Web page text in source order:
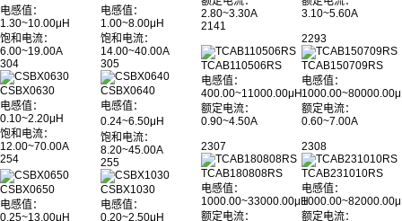
电感值：
1.30~10.00μH
饱和电流：
6.00~19.00A
304
电感值：
1.00~8.00μH
饱和电流：
14.00~40.00A
305
CSBX0630
电感值：
0.10~2.20μH
饱和电流：
12.00~70.00A
254
CSBX0640
电感值：
0.24~6.50μH
饱和电流：
8.20~45.00A
255
CSBX0650
电感值：
0.25~13.00μH
CSBX1030
电感值：
0.20~2.50μH
2.80~3.30A
2141
3.10~5.60A
2293
TCAB110506RS
电感值：
400.00~11000.00μH
额定电流：
0.90~4.50A
2307
TCAB150709RS
电感值：
额定电流：
0.60~7.00A
2308
TCAB180808RS
电感值：
1000.00~33000.00μH
额定电流：
TCAB231010RS
电感值：
额定电流：